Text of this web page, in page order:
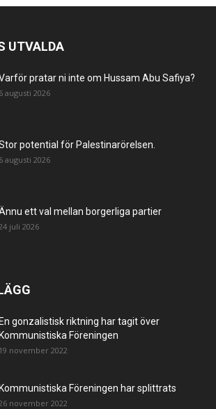
UTVALDA
pratar ni inte om Hussam Abu Safiya?
6 augusti 2026
potential för Palestinarörelsen.
6 augusti 2026
ett val mellan borgerliga partier
juli 2026
En gonzalistisk riktning har tagit över
Kommunistiska Föreningen
19 november 2022
Kommunistiska Föreningen har splittrats
november 2022